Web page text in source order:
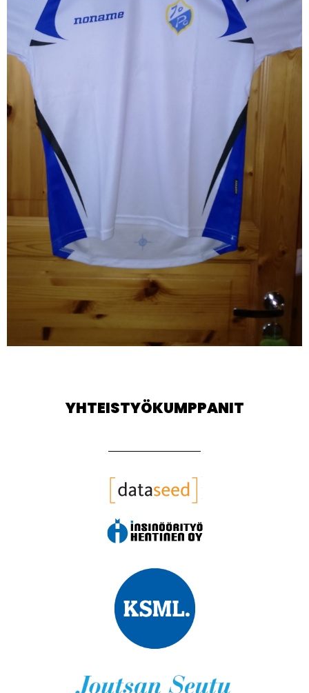
YHTEISTYÖKUMPPANIT